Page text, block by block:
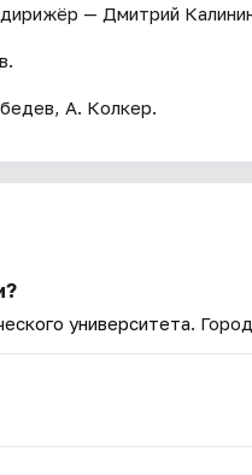
— Дмитрий
А. Колкер.
университета.